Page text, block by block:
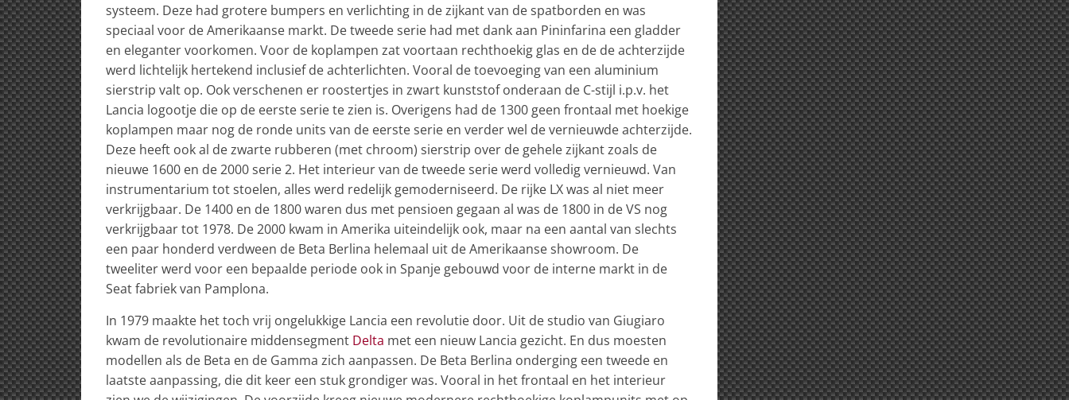
systeem. Deze had grotere bumpers en verlichting in de zijkant van de spatborden en was
speciaal voor de Amerikaanse markt. De tweede serie had met dank aan Pininfarina een gladder
en eleganter voorkomen. Voor de koplampen zat voortaan rechthoekig glas en de de achterzijde
werd lichtelijk hertekend inclusief de achterlichten. Vooral de toevoeging van een aluminium
sierstrip valt op. Ook verschenen er roostertjes in zwart kunststof onderaan de C-stijl i.p.v. het
Lancia logootje die op de eerste serie te zien is. Overigens had de 1300 geen frontaal met hoekige
koplampen maar nog de ronde units van de eerste serie en verder wel de vernieuwde achterzijde.
Deze heeft ook al de zwarte rubberen (met chroom) sierstrip over de gehele zijkant zoals de
nieuwe 1600 en de 2000 serie 2. Het interieur van de tweede serie werd volledig vernieuwd. Van
instrumentarium tot stoelen, alles werd redelijk gemoderniseerd. De rijke LX was al niet meer
verkrijgbaar. De 1400 en de 1800 waren dus met pensioen gegaan al was de 1800 in de VS nog
verkrijgbaar tot 1978. De 2000 kwam in Amerika uiteindelijk ook, maar na een aantal van slechts
een paar honderd verdween de Beta Berlina helemaal uit de Amerikaanse showroom. De
tweeliter werd voor een bepaalde periode ook in Spanje gebouwd voor de interne markt in de
Seat fabriek van Pamplona.
In 1979 maakte het toch vrij ongelukkige Lancia een revolutie door. Uit de studio van Giugiaro
kwam de revolutionaire middensegment Delta met een nieuw Lancia gezicht. En dus moesten
modellen als de Beta en de Gamma zich aanpassen. De Beta Berlina onderging een tweede en
laatste aanpassing, die dit keer een stuk grondiger was. Vooral in het frontaal en het interieur